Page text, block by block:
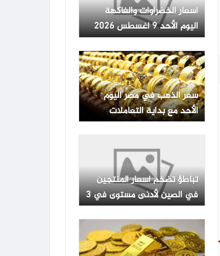
أسعار الخضراوات والفاكهة
اليوم الأحد 9 أغسطس 2026
في أسواق الإسكندرية
سعر الذهب في مصر اليوم
الأحد مع بداية التعاملات
الصباحية
تباطؤ تضخم أسعار المنتجين
في الصين لأدنى مستوى في 3
أشهر